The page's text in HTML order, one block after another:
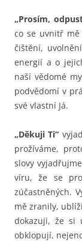
„Prosím,
co se uvnitř mě
čištění,
energií a o
naší vědomé
podvědomí v
své vlastní Já.
„Děkuji Ti“
prožíváme,
slovy
víru, že se
zúčastněných.
mě zranily,
dokazuji, že si
obklopují,